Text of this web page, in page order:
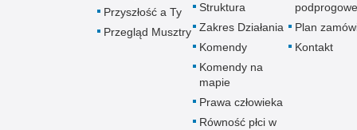
Przyszłość a Ty
Przegląd Musztry
Struktura
Zakres Działania
Komendy
Komendy na
mapie
Prawa człowieka
Równość płci w
podprogowe
Plan
Kontakt